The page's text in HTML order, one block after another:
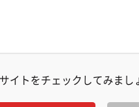
イトをチェックしてみまし